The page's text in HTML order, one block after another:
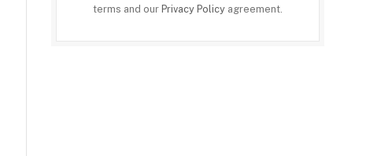
terms and our Privacy Policy agreement.